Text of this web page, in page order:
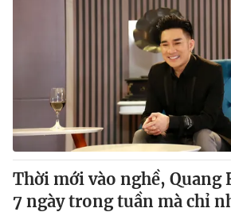
Thời mới vào nghề, Quang
7 ngày trong tuần mà chỉ